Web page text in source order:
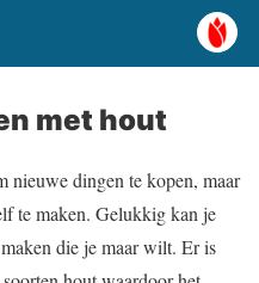
met hout
dingen te kopen, maar
te maken. Gelukkig kan je
die je maar wilt. Er is